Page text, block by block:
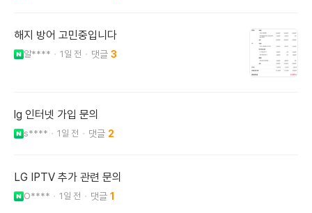
해지 방어 고민중입니다
알**** 1일 전 3
lg 인터넷 가입 문의
s**** 1일 전 2
LG IPTV 추가 관련 문의
O**** 1일 전 1